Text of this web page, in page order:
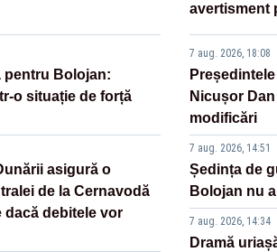
pentru Bolojan:
o situație de forță
asigură o
de la Cernavodă
dacă debitele vor
avertisment
7 aug. 2026, 18:08
Nicușor
modificări
7 aug. 2026, 14:51
Ședința de
Bolojan nu
7 aug. 2026, 14:34
Dramă